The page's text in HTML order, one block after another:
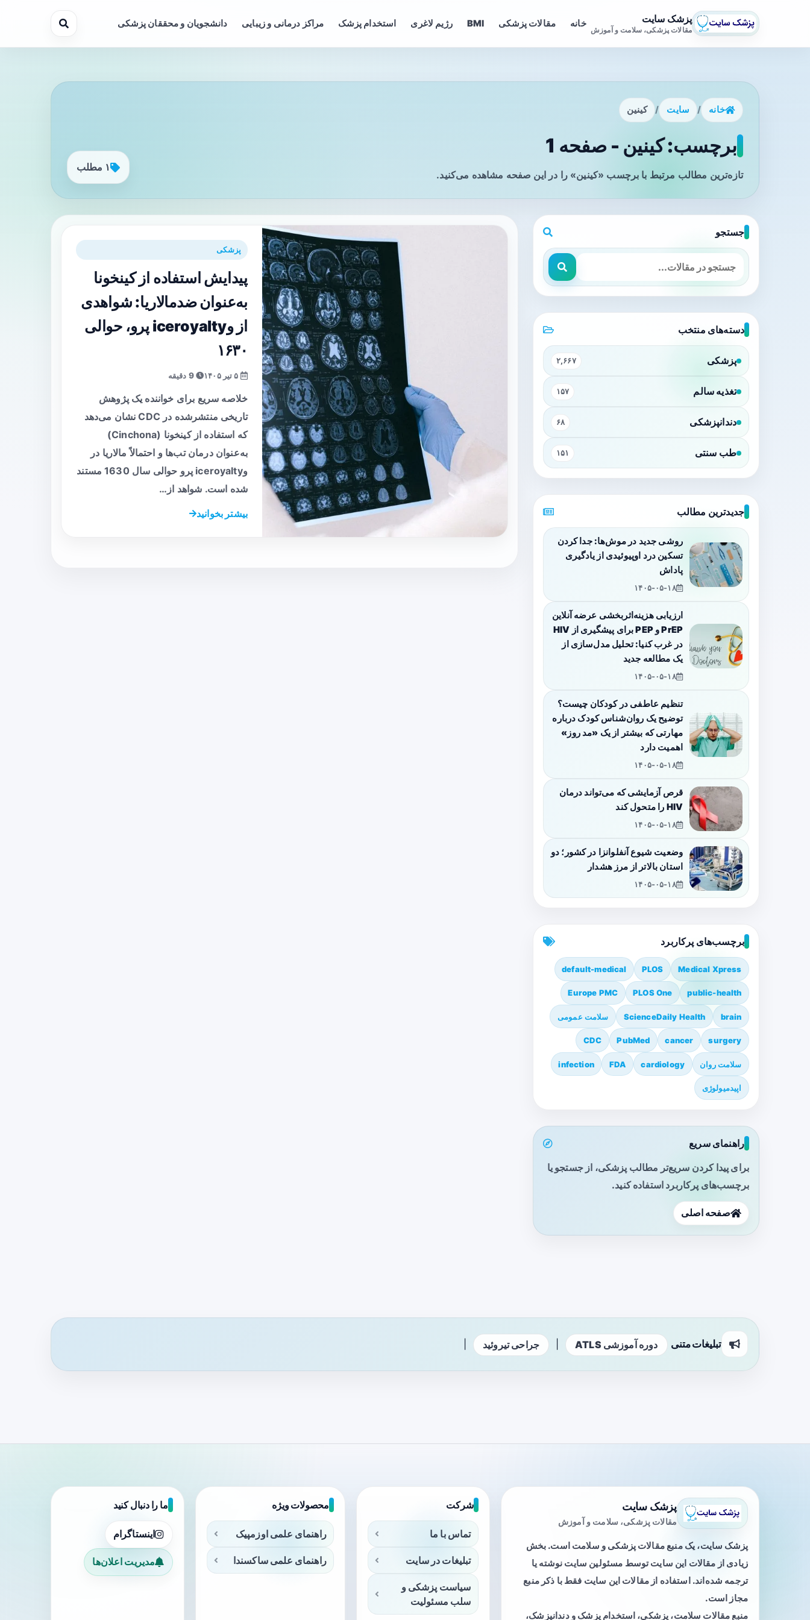
پزشک سایت
مقالات پزشکی، سلامت و آموزش
خانه مقالات پزشکی BMI رژیم لاغری استخدام پزشک مراکز درمانی و زیبایی دانشجویان و محققان پزشکی
خانه / سایت / کینین
برچسب: کینین - صفحه 1
تازه‌ترین مطالب مرتبط با برچسب «کینین» را در این صفحه مشاهده می‌کنید.
۱ مطلب
پزشکی
پیدایش استفاده از کینخونا
به‌عنوان ضدمالاریا: شواهدی
از وiceroyalty پرو، حوالی
۱۶۳۰
9 دقیقه
خلاصه سریع برای خواننده یک پژوهش
تاریخی منتشرشده در CDC نشان می‌دهد
که استفاده از کینخونا (Cinchona)
به‌عنوان درمان تب‌ها و احتمالاً مالاریا در
وiceroyalty پرو حوالی سال 1630 مستند
شده است. شواهد از…
بیشتر بخوانید
جستجو
دسته‌های منتخب
پزشکی ۲,۶۶۷
تغذیه سالم ۱۵۷
دندانپزشکی ۶۸
طب سنتی ۱۵۱
جدیدترین مطالب
روشی جدید در موش‌ها: جدا کردن
تسکین درد اوپیوئیدی از یادگیری
پاداش
۱۴۰۵-۰۵-۱۸
ارزیابی هزینه‌اثربخشی عرضه آنلاین
PrEP و PEP برای پیشگیری از HIV
در غرب کنیا: تحلیل مدل‌سازی از
یک مطالعه جدید
۱۴۰۵-۰۵-۱۸
تنظیم عاطفی در کودکان چیست؟
توضیح یک روان‌شناس کودک درباره
مهارتی که بیشتر از یک «مد روز»
اهمیت دارد
۱۴۰۵-۰۵-۱۸
قرص آزمایشی که می‌تواند درمان
HIV را متحول کند
۱۴۰۵-۰۵-۱۸
وضعیت شیوع آنفلوانزا در کشور؛ دو
استان بالاتر از مرز هشدار
۱۴۰۵-۰۵-۱۸
برچسب‌های پرکاربرد
Medical Xpress
PLOS
default-medical
public-health
PLOS One
Europe PMC
brain
ScienceDaily Health سلامت عمومی
surgery
cancer
PubMed
CDC
سلامت روان cardiology
FDA
infection
اپیدمیولوژی
راهنمای سریع
برای پیدا کردن سریع‌تر مطالب پزشکی، از جستجو یا
برچسب‌های پرکاربرد استفاده کنید.
صفحه اصلی
تبلیغات متنی دوره آموزشی ATLS جراحی تیروئید
پزشک سایت
مقالات پزشکی، سلامت و آموزش
پزشک سایت، یک منبع مقالات پزشکی و سلامت است. بخش
زیادی از مقالات این سایت توسط مسئولین سایت نوشته یا
ترجمه شده‌اند. استفاده از مقالات این سایت فقط با ذکر منبع
مجاز است.
منبع مقالات سلامت، پزشکی، استخدام پزشک و دندانپزشک،
شرکت
تماس با ما
تبلیغات در سایت
سیاست پزشکی و
سلب مسئولیت
محصولات ویژه
راهنمای علمی اوزمپیک
راهنمای علمی ساکسندا
ما را دنبال کنید
اینستاگرام
مدیریت اعلان‌ها